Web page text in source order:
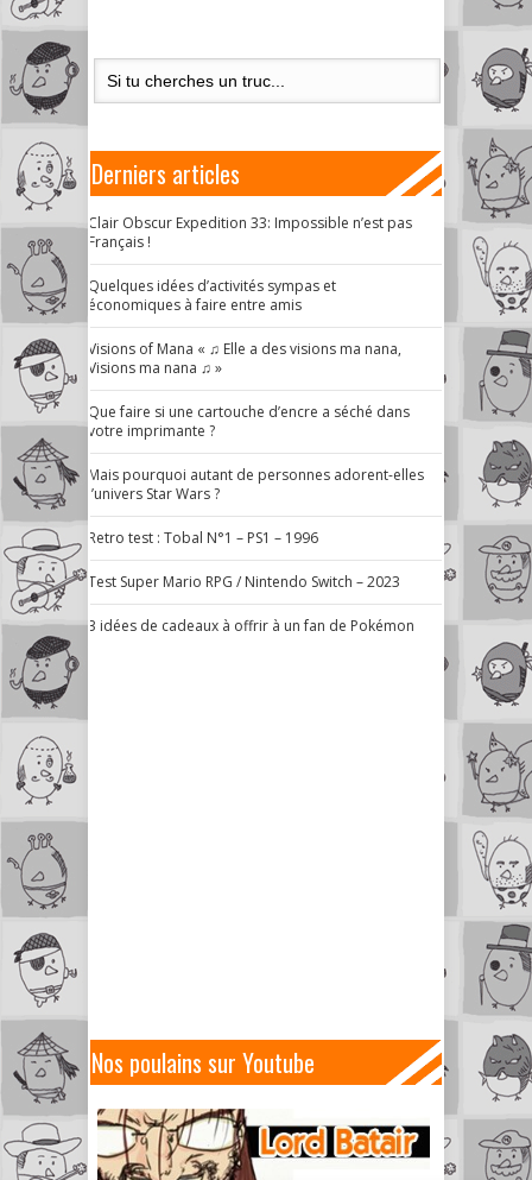
Derniers articles
Clair Obscur Expedition 33: Impossible n’est pas
Français !
Quelques idées d’activités sympas et
économiques à faire entre amis
Visions of Mana « ♫ Elle a des visions ma nana,
Visions ma nana ♫ »
Que faire si une cartouche d’encre a séché dans
votre imprimante ?
Mais pourquoi autant de personnes adorent-elles
l’univers Star Wars ?
Retro test : Tobal N°1 – PS1 – 1996
Test Super Mario RPG / Nintendo Switch – 2023
3 idées de cadeaux à offrir à un fan de Pokémon
Nos poulains sur Youtube